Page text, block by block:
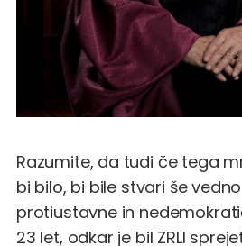
Razumite, da tudi če tega
bi bilo, bi bile stvari še
protiustavne in
23 let, odkar je bil ZRLI